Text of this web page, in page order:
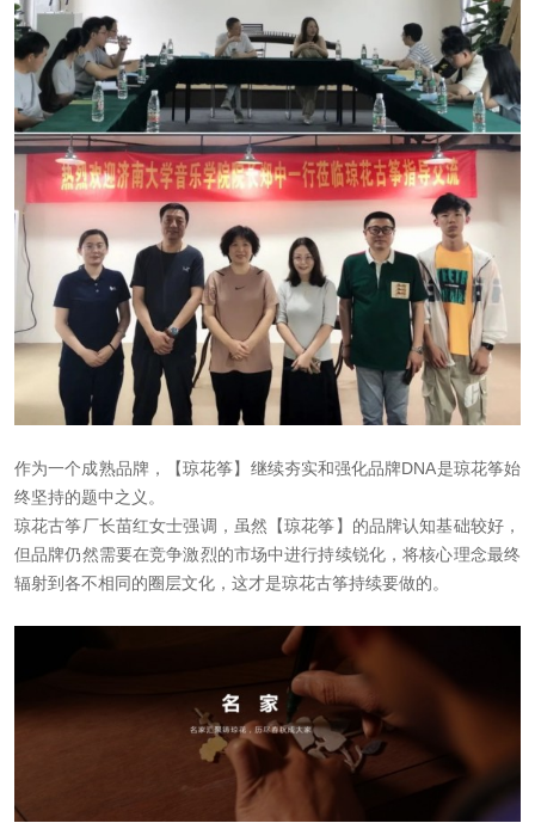
作为一个成熟品牌，【琼花筝】继续夯实和强化品牌DNA是琼花筝始
终坚持的题中之义。
琼花古筝厂长苗红女士强调，虽然【琼花筝】的品牌认知基础较好，
但品牌仍然需要在竞争激烈的市场中进行持续锐化，将核心理念最终
辐射到各不相同的圈层文化，这才是琼花古筝持续要做的。